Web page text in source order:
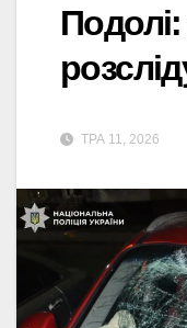
Подолі:
ТРА 11, 2026